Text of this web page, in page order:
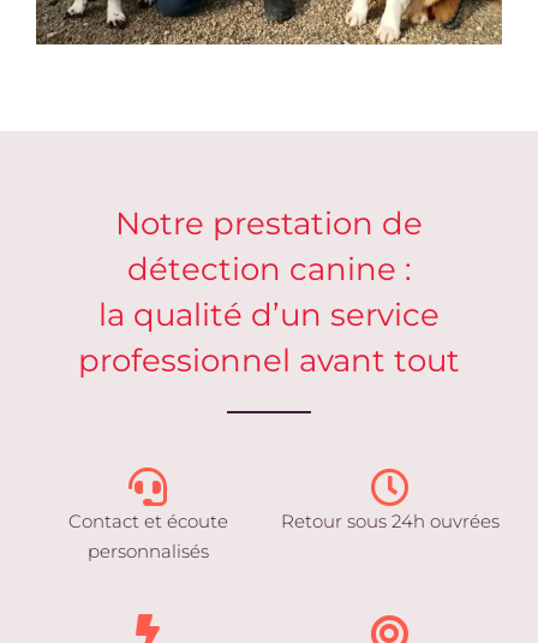
Notre prestation de
détection canine :
la qualité d’un service
professionnel avant tout
Contact et écoute
personnalisés
Retour sous 24h ouvrées